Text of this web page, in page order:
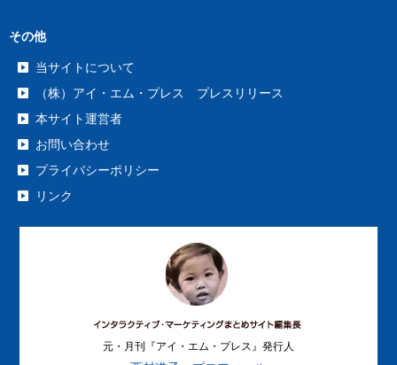
その他
当サイトについて
（株）アイ・エム・プレス プレスリリース
本サイト運営者
お問い合わせ
プライバシーポリシー
リンク
元・月刊『アイ・エム・プレス』発行人